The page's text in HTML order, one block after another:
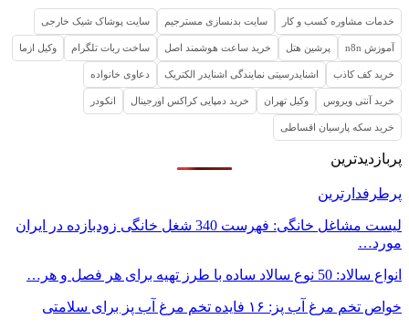
خدمات مشاوره کسب و کار سایت بدنسازی مسترجیم سایت پوشاک شیک خارجی
آموزش n8n پرشین هتل خرید ساعت هوشمند اصل ساخت ربات تلگرام وکیل ازما
خرید کف کاذب اشنایدرسیتی نمایندگی اشنایدر الکتریک دعاوی خانواده
خرید آنتی ویروس وکیل تهران خرید دمپایی کراکس اورجینال انکودر
خرید سکه پارسیان اقساطی
پربازدیدترین
پرطرفدارترین
لیست مشاغل خانگی: فهرست 340 شغل خانگی زودبازده در ایران
مورد…
انواع سالاد: 50 نوع سالاد ساده با طرز تهیه برای هر فصل و هر…
خواص تخم مرغ آب پز: ۱۶ فایده تخم مرغ آب پز برای سلامتی